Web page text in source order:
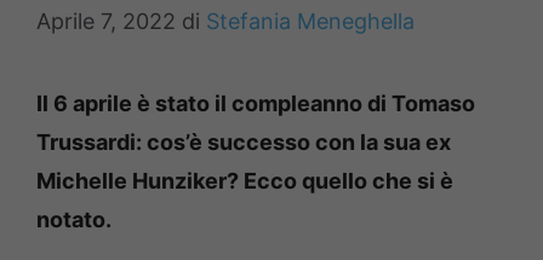
Aprile 7, 2022 di Stefania Meneghella
Il 6 aprile è stato il compleanno di Tomaso
Trussardi: cos’è successo con la sua ex
Michelle Hunziker? Ecco quello che si è
notato.